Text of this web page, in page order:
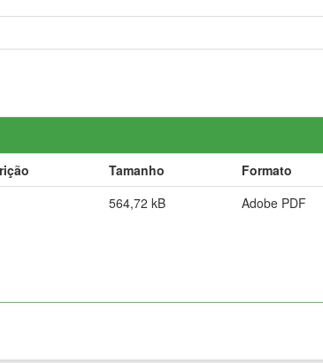
Tamanho
Formato
564,72 kB Adobe PDF